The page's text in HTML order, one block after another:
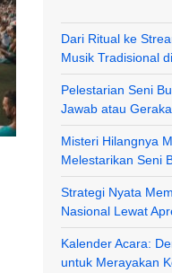
Dari Ritual ke
Musik Tradisional
Pelestarian Seni
Jawab atau
Misteri Hilangnya
Melestarikan Seni
Strategi Nyata
Nasional Lewat
Kalender Acara:
untuk Merayakan